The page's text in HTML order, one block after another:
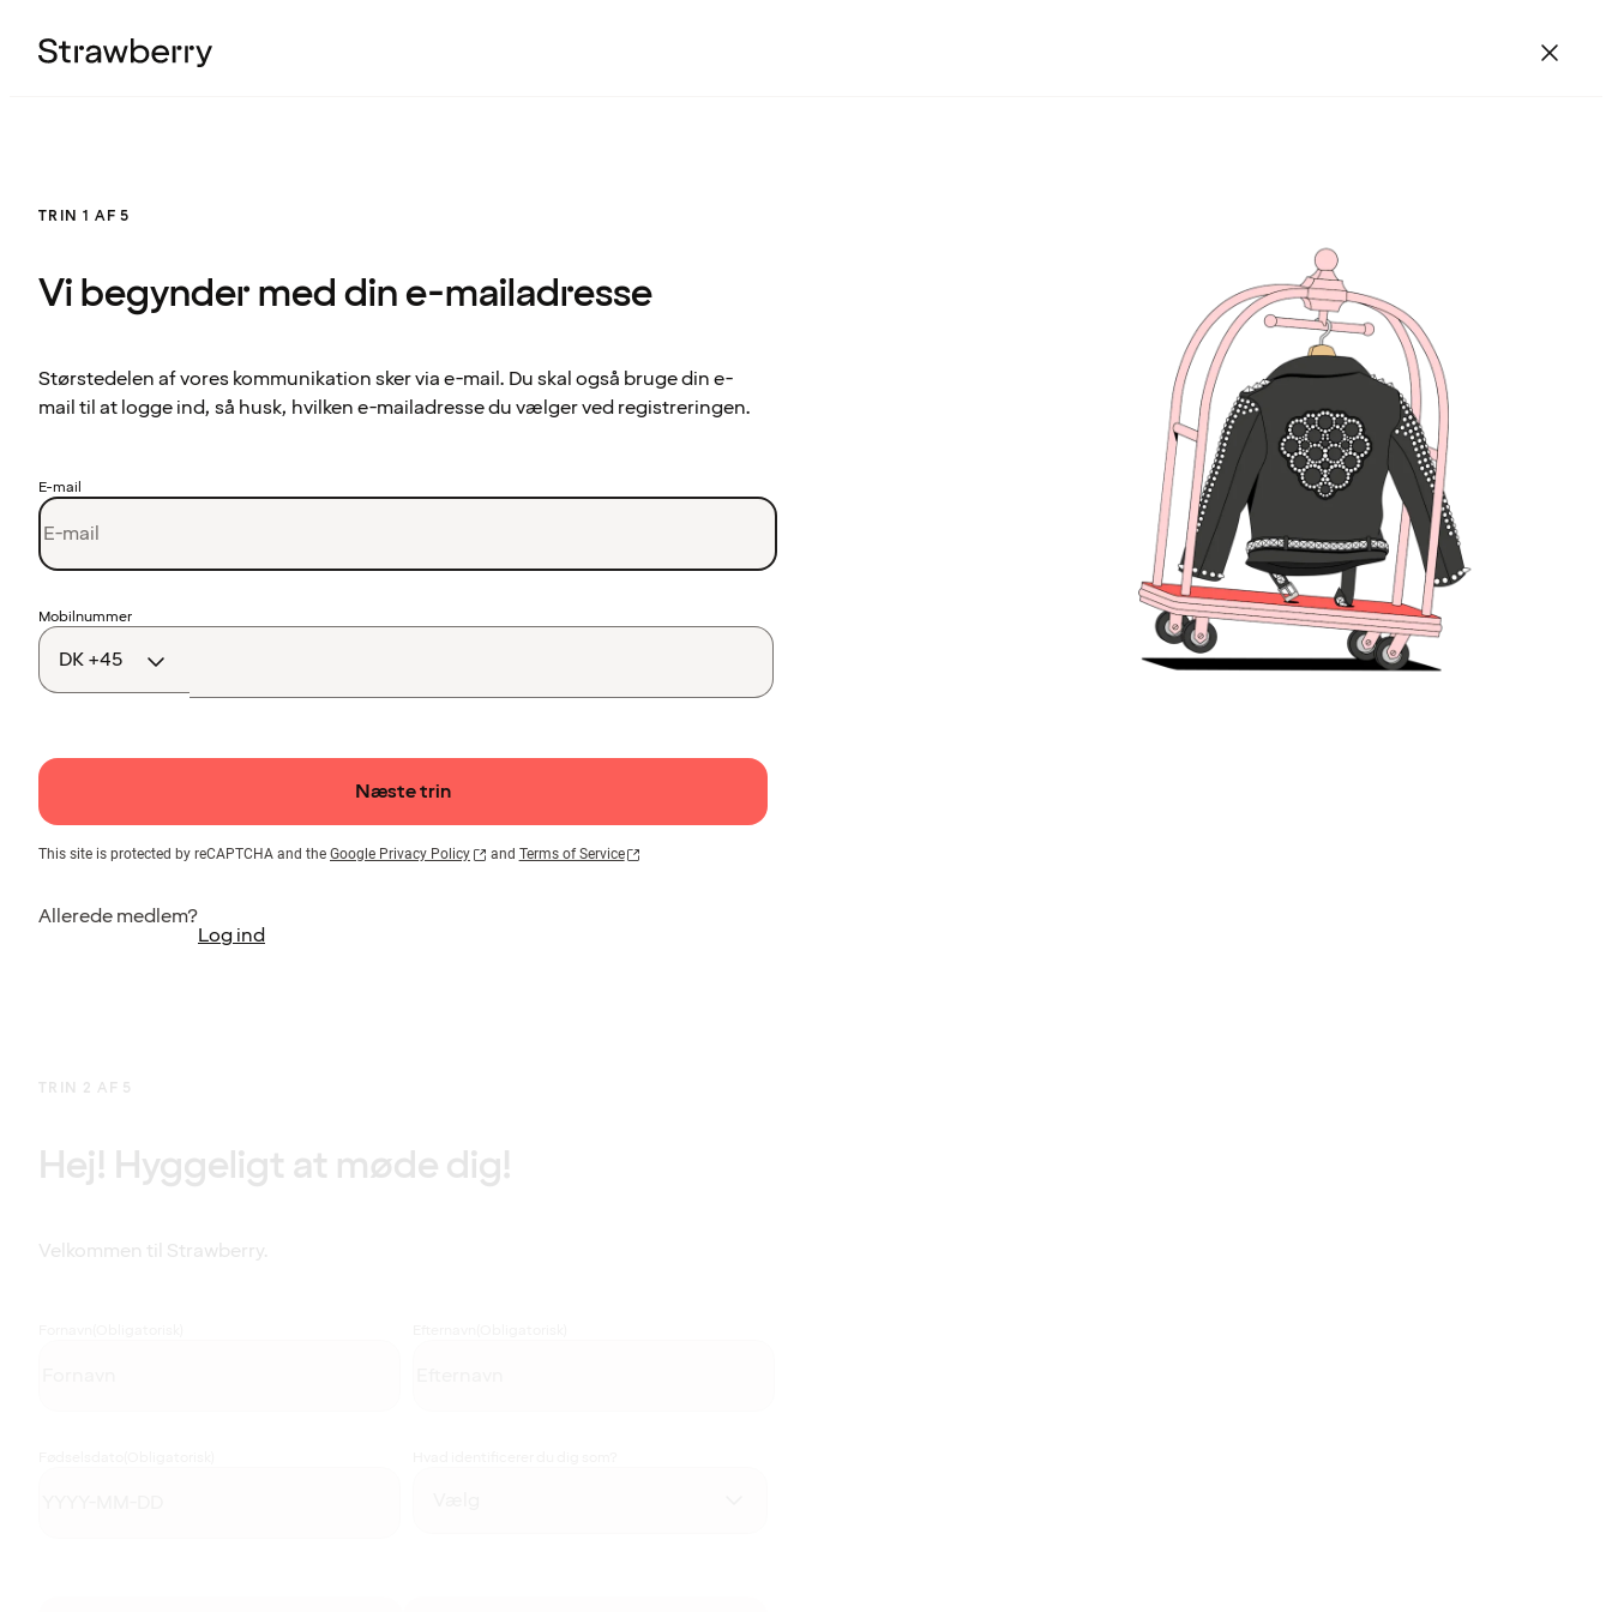
TRIN 1 AF 5
Vi begynder med din e-mailadresse
Størstedelen af vores kommunikation sker via e-mail. Du skal også bruge din e-
mail til at logge ind, så husk, hvilken e-mailadresse du vælger ved registreringen.
E-mail
Landekode
Mobilnummer
Næste trin
This site is protected by reCAPTCHA and the Google Privacy Policy and Terms of Service
Allerede medlem?
Log ind
TRIN 2 AF 5
Hej! Hyggeligt at møde dig!
Velkommen til Strawberry.